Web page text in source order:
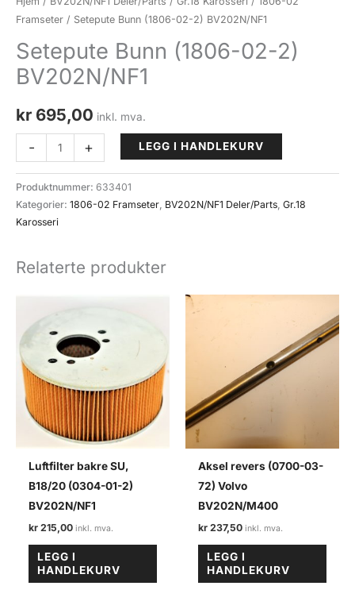
Framseter / Setepute Bunn (1806-02-2) BV202N/NF1
Setepute Bunn (1806-02-2)
BV202N/NF1
kr 695,00 inkl. mva.
-
Setepute
Bunn
(1806-
02-
2)
antall
+ LEGG I HANDLEKURV
Produktnummer: 633401
Kategorier: 1806-02 Framseter BV202N/NF1 Deler/Parts Gr.18
Karosseri
Relaterte produkter
Luftfilter bakre SU,
B18/20 (0304-01-2)
BV202N/NF1
kr 215,00
LEGG I
HANDLEKURV
Aksel revers (0700-03-
72) Volvo
BV202N/M400
kr 237,50
LEGG I
HANDLEKURV